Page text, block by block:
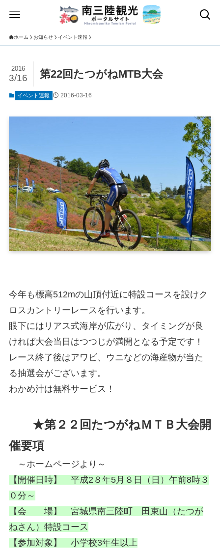
ホーム お知らせ イベント速報
第22回たつがねMTB大会
2016
3/16
イベント速報 2016-03-16
今年も標高512mの山頂付近に特設コースを設けク
ロスカントリーレースを行います。
眼下にはリアス式海岸が広がり、タイミングが良
ければ大会当日はつつじが満開となる予定です！
レース終了後はアワビ、ウニなどの海産物が当た
る抽選会がございます。
わかめ汁は無料サービス！
★第２２回たつがねＭＴＢ大会開
催要項
～ホームページより～
【開催日時】 平成2８年5月８日（日）午前8時３
０分～
【会 場】 宮城県南三陸町 田束山（たつが
ねさん）特設コース
【参加対象】 小学校3年生以上